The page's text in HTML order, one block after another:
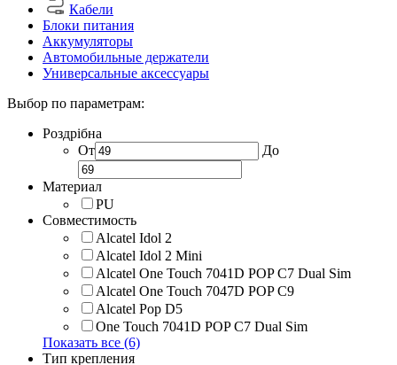
Кабели
Блоки питания
Аккумуляторы
Автомобильные держатели
Универсальные аксессуары
Выбор по параметрам:
Роздрібна
От
До
Материал
PU
Совместимость
Alcatel Idol 2
Alcatel Idol 2 Mini
Alcatel One Touch 7041D POP C7 Dual Sim
Alcatel One Touch 7047D POP C9
Alcatel Pop D5
One Touch 7041D POP C7 Dual Sim
Показать все (6)
Тип крепления